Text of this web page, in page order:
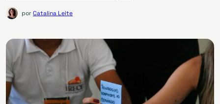
porCatalina Leite